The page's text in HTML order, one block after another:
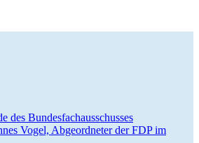
Bundes­fach­aus­schusses
Vogel, Abgeord­neter der FDP im